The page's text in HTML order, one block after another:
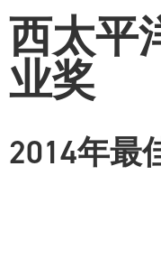
西太平
业奖
2014年最